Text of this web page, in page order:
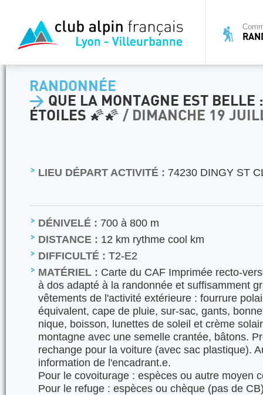
RANDONNÉE
> QUE LA MONTAGNE EST BELLE
ÉTOILES 🌠🌠 / DIMANCHE 19
LIEU DÉPART ACTIVITÉ : 74230 DINGY ST
DÉNIVELÉ : 700 à 800 m
DISTANCE : 12 km rythme cool km
DIFFICULTÉ : T2-E2
MATÉRIEL : Carte du CAF Imprimée recto-
à dos adapté à la randonnée et suffisamment
vêtements de l'activité extérieure : fourrure
équivalent, cape de pluie, sur-sac, gants,
nique, boisson, lunettes de soleil et crème
montagne avec une semelle crantée, bâtons.
rechange pour la voiture (avec sac plastique).
information de l'encadrant.e.
Pour le covoiturage : espèces ou autre moyen
Pour le refuge : espèces ou chèque (pas de